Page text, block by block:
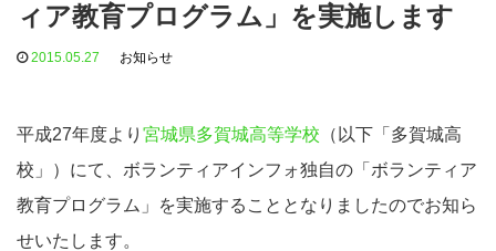
ィア教育プログラム」を実施します
2015.05.27 お知らせ
平成27年度より 宮城県多賀城高等学校 （以下「多賀城高
校」）にて、ボランティアインフォ独自の「ボランティア
教育プログラム」を実施することとなりましたのでお知ら
せいたします。